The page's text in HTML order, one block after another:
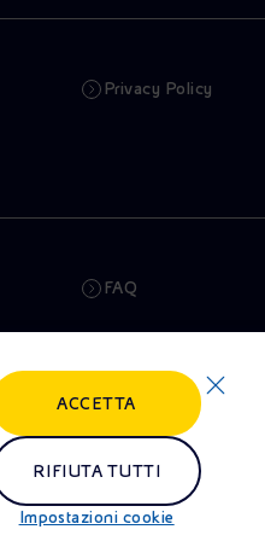
Privacy Policy
FAQ
Truffe e Phishing
Remit
Impostazioni cookie
RIFIUTA TUTTI
ACCETTA